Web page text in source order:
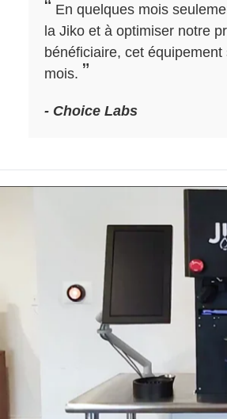
“ En quelques mois
la Jiko et à optimiser notre
bénéficiaire, cet
mois. ”
- Choice Labs